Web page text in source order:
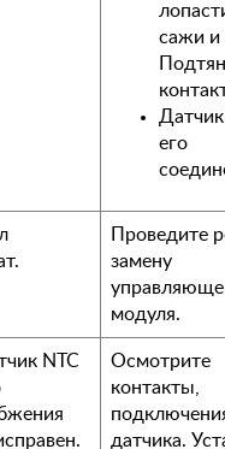
сажи и
его
Проведите
замену
модуля.
NTC
Осмотрите
контакты,
датчика.